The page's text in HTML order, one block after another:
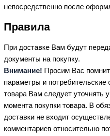
непосредственно после
Правила
При доставке Вам будут
документы на покупку.
Внимание! Просим Вас
параметры и потребительские
товара Вам следует уточнять
момента покупки товара. В
доставки не входит
комментариев относительно